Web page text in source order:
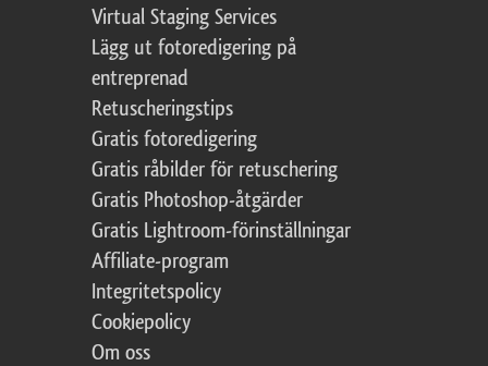
Virtual Staging Services
Lägg ut fotoredigering på
entreprenad
Retuscheringstips
Gratis fotoredigering
Gratis råbilder för retuschering
Gratis Photoshop-åtgärder
Gratis Lightroom-förinställningar
Affiliate-program
Integritetspolicy
Cookiepolicy
Om oss